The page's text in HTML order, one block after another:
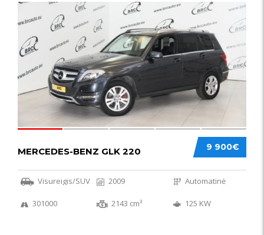
IŠSKIRTINIS
9 900€
MERCEDES-BENZ GLK 220
Visureigis/SUV 2009 Automatinė
301000 2143 cm³ 125 KW